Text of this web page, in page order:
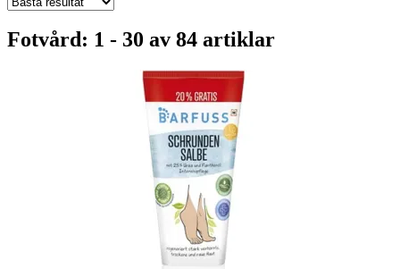
Fotvård: 1 - 30 av 84 artiklar